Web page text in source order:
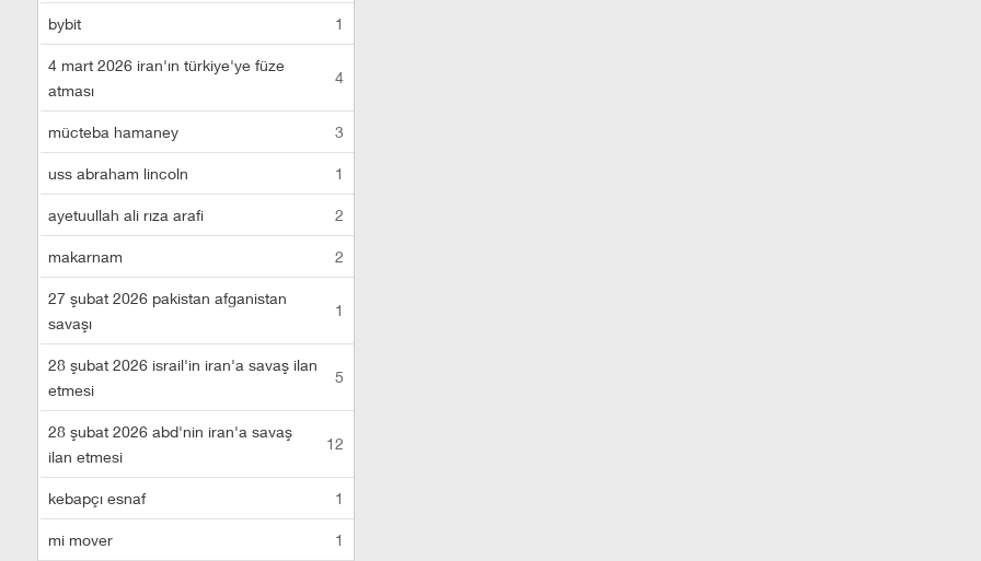
bybit 1
4 mart 2026 iran'ın türkiye'ye füze
atması
4
mücteba hamaney 3
uss abraham lincoln 1
ayetuullah ali rıza arafi 2
makarnam 2
27 şubat 2026 pakistan afganistan
savaşı
1
28 şubat 2026 israil'in iran'a savaş ilan
etmesi
5
28 şubat 2026 abd'nin iran'a savaş
ilan etmesi
12
kebapçı esnaf 1
mi mover 1